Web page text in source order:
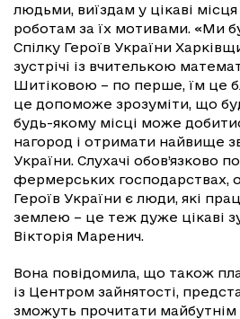
людьми, виїздам у цікаві
роботам за їх мотивами. «Ми
Спілку Героїв України
зустрічі із вчителькою
Шитіковою – по перше, їм це
це допоможе зрозуміти, що
будь-якому місці може
нагород і отримати найвище
України. Слухачі обов’язково
фермерських господарствах,
Героїв України є люди, які
землею – це теж дуже цікаві
Вікторія Маренич.
Вона повідомила, що також
із Центром зайнятості,
зможуть прочитати